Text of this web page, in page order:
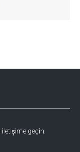
geçin.